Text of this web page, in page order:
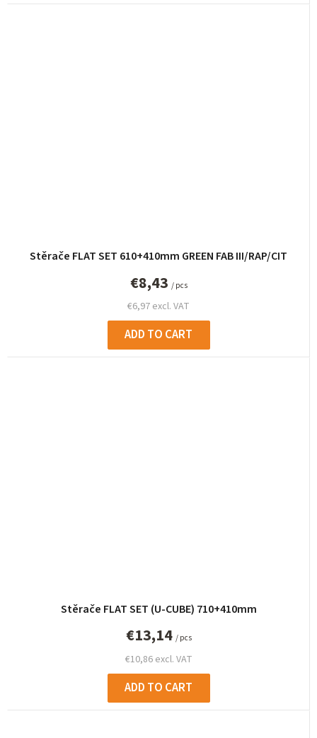
Stěrače FLAT SET 610+410mm GREEN FAB III/RAP/CIT
€6,97 excl. VAT
€8,43 / pcs
ADD TO CART
Stěrače FLAT SET (U-CUBE) 710+410mm
€10,86 excl. VAT
€13,14 / pcs
ADD TO CART